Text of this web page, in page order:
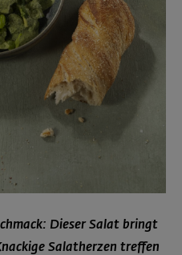
Dieser Salat bringt
Salatherzen treffen